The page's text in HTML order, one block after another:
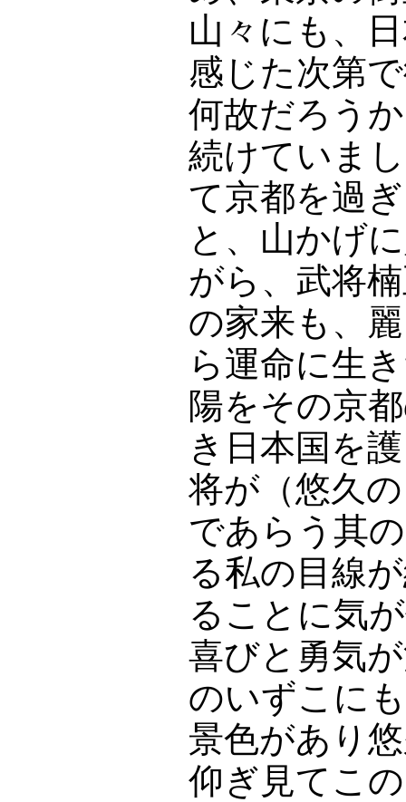
山々にも、
感じた次第
何故だろう
続けていま
て京都を過
と、山かげ
がら、武将
の家来も、
ら運命に生
陽をその京
き日本国を
将が（悠久
であらう其
る私の目線
ることに気
喜びと勇気
のいずこに
景色があり
仰ぎ見てこ